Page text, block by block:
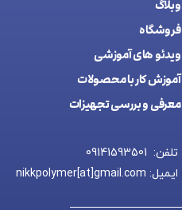
وبلاگ
فروشگاه
ويدئو های آموزشی
آموزش کار با محصولات
معرفی و بررسی تجهیزات
تلفن: 09141593501
ایمیل: nikkpolymer[at]gmail.com